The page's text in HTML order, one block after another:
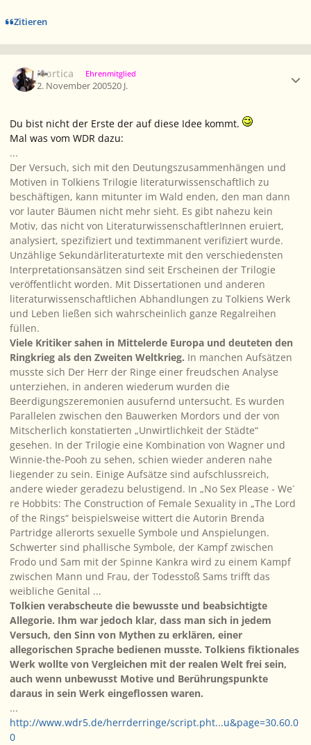
Zitieren
Mortica Ehrenmitglied
2. November 200520 J.
Du bist nicht der Erste der auf diese Idee kommt.
Mal was vom WDR dazu:
...
Der Versuch, sich mit den Deutungszusammenhängen und
Motiven in Tolkiens Trilogie literaturwissenschaftlich zu
beschäftigen, kann mitunter im Wald enden, den man dann
vor lauter Bäumen nicht mehr sieht. Es gibt nahezu kein
Motiv, das nicht von LiteraturwissenschaftlerInnen eruiert,
analysiert, spezifiziert und textimmanent verifiziert wurde.
Unzählige Sekundärliteraturtexte mit den verschiedensten
Interpretationsansätzen sind seit Erscheinen der Trilogie
veröffentlicht worden. Mit Dissertationen und anderen
literaturwissenschaftlichen Abhandlungen zu Tolkiens Werk
und Leben ließen sich wahrscheinlich ganze Regalreihen
füllen.
Viele Kritiker sahen in Mittelerde Europa und deuteten den
Ringkrieg als den Zweiten Weltkrieg. In manchen Aufsätzen
musste sich Der Herr der Ringe einer freudschen Analyse
unterziehen, in anderen wiederum wurden die
Beerdigungszeremonien ausufernd untersucht. Es wurden
Parallelen zwischen den Bauwerken Mordors und der von
Mitscherlich konstatierten „Unwirtlichkeit der Städte“
gesehen. In der Trilogie eine Kombination von Wagner und
Winnie-the-Pooh zu sehen, schien wieder anderen nahe
liegender zu sein. Einige Aufsätze sind aufschlussreich,
andere wieder geradezu belustigend. In „No Sex Please - We´
re Hobbits: The Construction of Female Sexuality in „The Lord
of the Rings“ beispielsweise wittert die Autorin Brenda
Partridge allerorts sexuelle Symbole und Anspielungen.
Schwerter sind phallische Symbole, der Kampf zwischen
Frodo und Sam mit der Spinne Kankra wird zu einem Kampf
zwischen Mann und Frau, der Todesstoß Sams trifft das
weibliche Genital ...
Tolkien verabscheute die bewusste und beabsichtigte
Allegorie. Ihm war jedoch klar, dass man sich in jedem
Versuch, den Sinn von Mythen zu erklären, einer
allegorischen Sprache bedienen musste. Tolkiens fiktionales
Werk wollte von Vergleichen mit der realen Welt frei sein,
auch wenn unbewusst Motive und Berührungspunkte
daraus in sein Werk eingeflossen waren.
...
http://www.wdr5.de/herrderringe/script.pht...u&page=30.60.0
0